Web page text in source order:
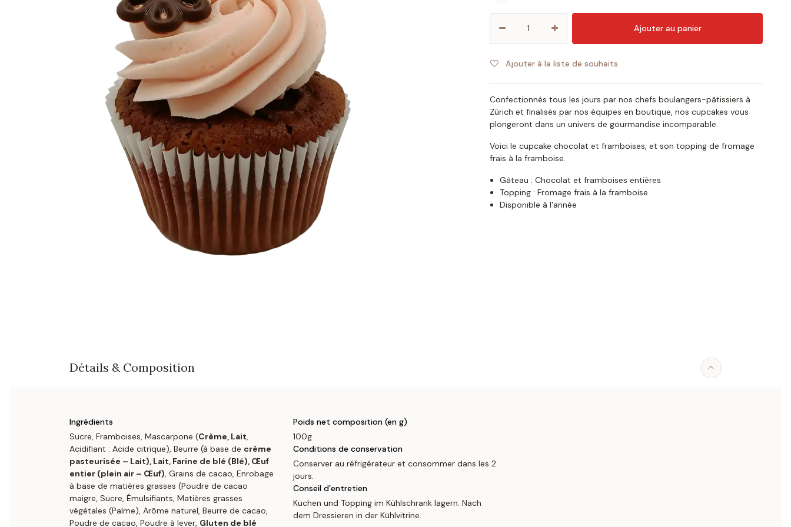
Ajouter au panier
Ajouter à la liste de souhaits
Confectionnés tous les jours par nos chefs boulangers-pâtissiers à
Zürich et finalisés par nos équipes en boutique, nos cupcakes vous
plongeront dans un univers de gourmandise incomparable.
Voici le cupcake chocolat et framboises, et son topping de fromage
frais à la framboise.
Gâteau : Chocolat et framboises entières
Topping : Fromage frais à la framboise
Disponible à l'année
Détails & Composition
Ingrédients
Sucre, Framboises, Mascarpone (Crème, Lait,
Acidifiant : Acide citrique), Beurre (à base de crème
pasteurisée – Lait), Lait, Farine de blé (Blé), Œuf
entier (plein air – Œuf), Grains de cacao, Enrobage
à base de matières grasses (Poudre de cacao
maigre, Sucre, Émulsifiants, Matières grasses
végétales (Palme), Arôme naturel, Beurre de cacao,
Poudre de cacao, Poudre à lever, Gluten de blé
Poids net composition (en g)
100g
Conditions de conservation
Conserver au réfrigérateur et consommer dans les 2
jours.
Conseil d’entretien
Kuchen und Topping im Kühlschrank lagern. Nach
dem Dressieren in der Kühlvitrine.